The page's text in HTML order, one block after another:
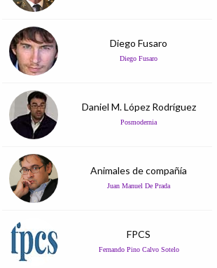
Diego Fusaro
Diego Fusaro
Daniel M. López Rodríguez
Posmodernia
Animales de compañía
Juan Manuel De Prada
FPCS
Fernando Pino Calvo Sotelo